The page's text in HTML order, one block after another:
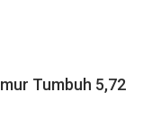
Tumbuh 5,72